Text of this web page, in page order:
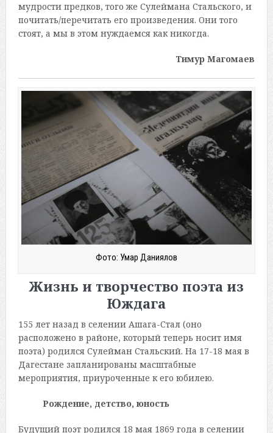
мудрости предков, того же Сулеймана Стальского, и
почитать/перечитать его произведения. Они того
стоят, а мы в этом нуждаемся как никогда.
Тимур Магомаев
Фото: Умар Даниялов
Жизнь и творчество поэта из
Юждага
155 лет назад в селении Ашага-Стал (оно
расположено в районе, который теперь носит имя
поэта) родился Сулейман Стальский. На 17-18 мая в
Дагестане запланированы масштабные
мероприятия, приуроченные к его юбилею.
Рождение, детство, юность
Будущий поэт родился 18 мая 1869 года в селении